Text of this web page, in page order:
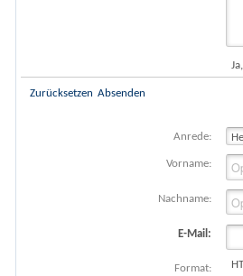
Zurücksetzen Absenden
Anrede:
Vorname:
Nachname:
E-Mail:
Format: